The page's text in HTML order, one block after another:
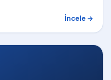
İncele →